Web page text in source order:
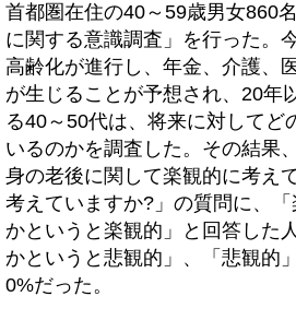
首都圏在住の40～59歳男女860
に関する意識調査」を行った。
高齢化が進行し、年金、介護、
が生じることが予想され、20年
る40～50代は、将来に対してど
いるのかを調査した。その結果
身の老後に関して楽観的に考え
考えていますか?」の質問に、
かというと楽観的」と回答した
かというと悲観的」、「悲観的
0%だった。